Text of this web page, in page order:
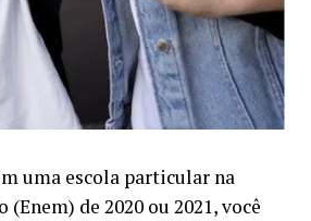
uma escola particular na
de 2020 ou 2021, você